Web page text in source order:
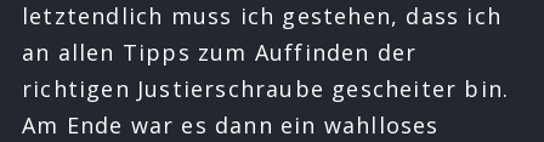
letztendlich muss ich gestehen, dass ich
an allen Tipps zum Auffinden der
richtigen Justierschraube gescheiter bin.
Am Ende war es dann ein wahlloses